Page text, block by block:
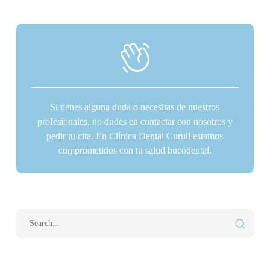
Si tienes alguna duda o necesitas de nuestros
profesionales, no dudes en contactar con nosotros y
pedir tu cita. En Clínica Dental Curull estamos
comprometidos con tu salud bucodental.